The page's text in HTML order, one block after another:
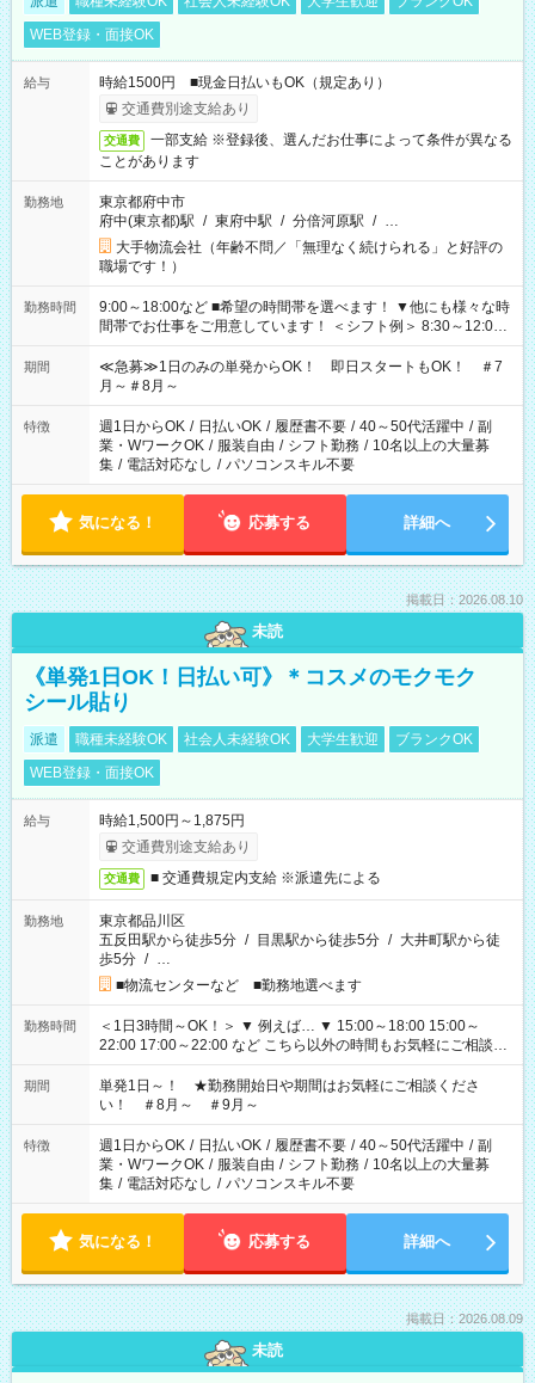
WEB登録・面接OK
給与
時給1500円 ■現金日払いもOK（規定あり）
交通費別途支給あり
交通費
一部支給 ※登録後、選んだお仕事によって条件が異なる
ことがあります
勤務地
東京都府中市
府中(東京都)駅 / 東府中駅 / 分倍河原駅 / …
大手物流会社（年齢不問／「無理なく続けられる」と好評の
職場です！）
勤務時間
9:00～18:00など ■希望の時間帯を選べます！ ▼他にも様々な時
間帯でお仕事をご用意しています！ ＜シフト例＞ 8:30～12:00
17:00～22:00 13:00～22:00 22:00～翌6:00 など
期間
≪急募≫1日のみの単発からOK！ 即日スタートもOK！ ＃7
月～＃8月～
特徴 週1日からOK / 日払いOK / 履歴書不要 / 40～50代活躍中 / 副
業・WワークOK / 服装自由 / シフト勤務 / 10名以上の大量募
集 / 電話対応なし / パソコンスキル不要
気になる！ 応募する 詳細へ
掲載日：2026.08.10
未読
《単発1日OK！日払い可》＊コスメのモクモク
シール貼り
派遣 職種未経験OK 社会人未経験OK 大学生歓迎
ブランクOK
WEB登録・面接OK
給与
時給1,500円～1,875円
交通費別途支給あり
交通費 ■ 交通費規定内支給 ※派遣先による
勤務地
東京都品川区
五反田駅から徒歩5分 / 目黒駅から徒歩5分 / 大井町駅から徒
歩5分 / …
■物流センターなど ■勤務地選べます
勤務時間
＜1日3時間～OK！＞ ▼ 例えば… ▼ 15:00～18:00 15:00～
22:00 17:00～22:00 など こちら以外の時間もお気軽にご相談く
ださい！
期間
単発1日～！ ★勤務開始日や期間はお気軽にご相談くださ
い！ ＃8月～ ＃9月～
特徴 週1日からOK / 日払いOK / 履歴書不要 / 40～50代活躍中 / 副
業・WワークOK / 服装自由 / シフト勤務 / 10名以上の大量募
集 / 電話対応なし / パソコンスキル不要
気になる！ 応募する 詳細へ
掲載日：2026.08.09
未読